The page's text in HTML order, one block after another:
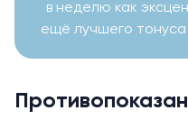
в неделю как
ещё лучшего тонуса